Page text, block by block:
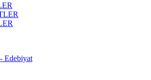
Edebiyat